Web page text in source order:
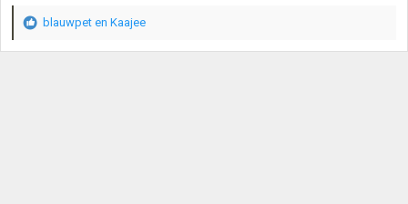
W
blauwpet en Kaajee